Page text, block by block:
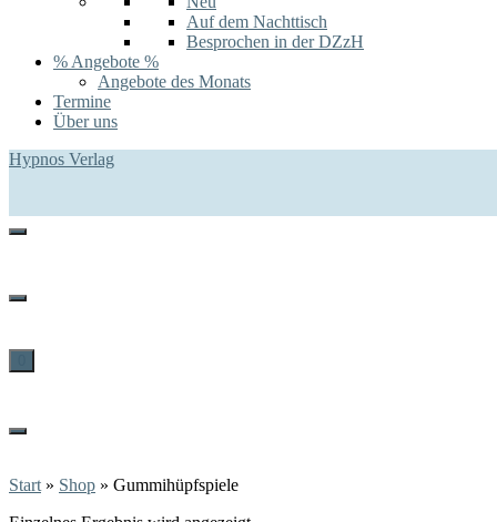
Auf dem Nachttisch
Besprochen in der DZzH
% Angebote %
Angebote des Monats
Termine
Über uns
Hypnos Verlag
Start » Shop » Gummihüpfspiele